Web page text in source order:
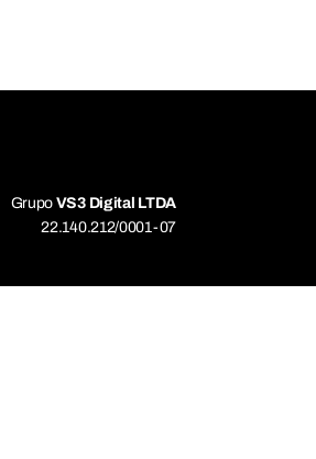
Grupo VS3 Digital LTDA
22.140.212/0001-07